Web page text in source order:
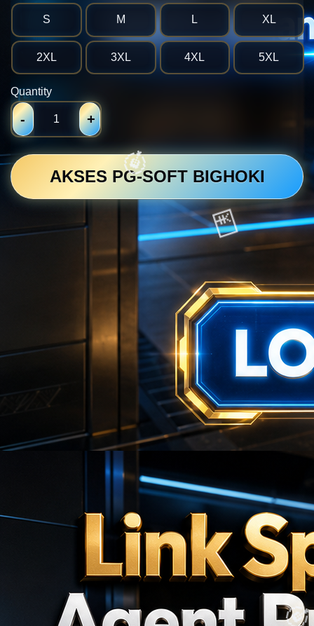
S M L XL
2XL 3XL 4XL 5XL
Quantity
- +
AKSES PG-SOFT BIGHOKI